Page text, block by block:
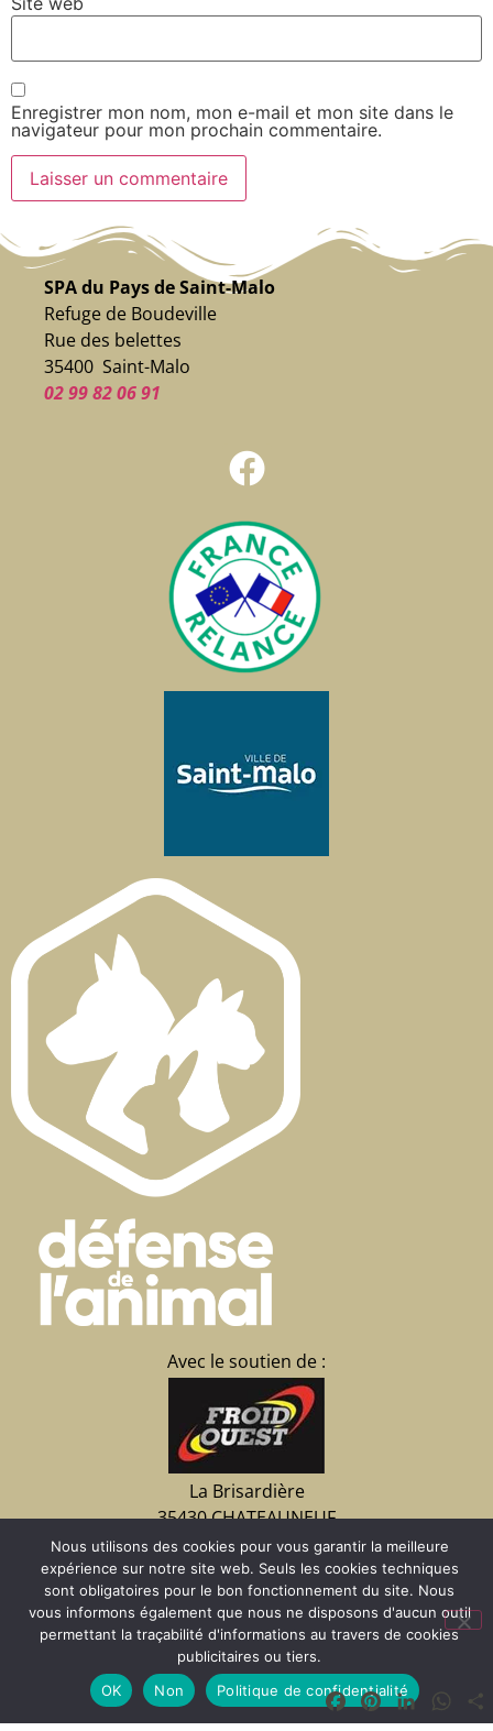
Enregistrer mon nom, mon e-mail et mon site dans le
navigateur pour mon prochain commentaire.
SPA du Pays de Saint-Malo
Refuge de Boudeville
Rue des belettes
35400 Saint-Malo
02 99 82 06 91
Avec le soutien de :
La Brisardière
35430 CHATEAUNEUF
d’Ille et Vilaine
02 23 15 07 09
Faire un don
Facebook
Pinterest
Nous utilisons des cookies pour vous garantir la meilleure
expérience sur notre site web. Seuls les cookies techniques
sont obligatoires pour le bon fonctionnement du site. Nous
vous informons également que nous ne disposons d'aucun outil
permettant la traçabilité d'informations au travers de cookies
publicitaires ou tiers.
OK
Non Politique de confidentialité